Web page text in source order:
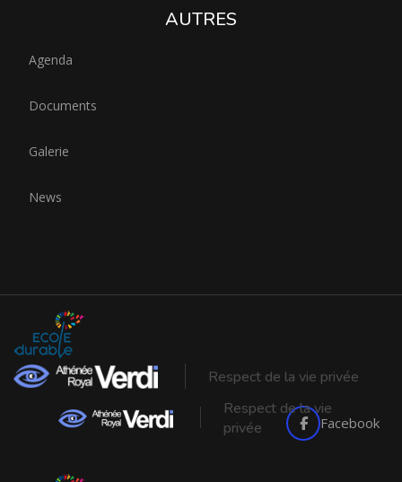
AUTRES
Agenda
Documents
Galerie
News
Respect de la vie privée
Facebook
Respect de la vie
privée